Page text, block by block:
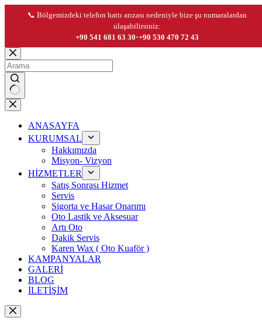
📞 Bölgemizdeki telefon hattı arızası nedeniyle bize şu numaralardan
ulaşabilirsiniz:
+90 541 681 63 30•+90 530 470 72 43
Skip
to
content
No
results
ANASAYFA
KURUMSAL
Hakkımızda
Misyon- Vizyon
HİZMETLER
Satış Sonrası Hizmet
Servis
Sigorta ve Hasar Onarımı
Oto Lastik ve Aksesuar
Artı Oto
Dakik Servis
Karen Wax ( Oto Kuaför )
KAMPANYALAR
GALERİ
BLOG
İLETİŞİM